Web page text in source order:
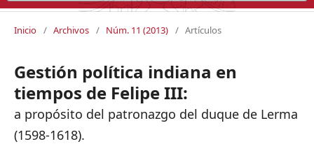
Inicio / Archivos / Núm. 11 (2013) / Artículos
Gestión política indiana en
tiempos de Felipe III:
a propósito del patronazgo del duque de Lerma
(1598-1618).